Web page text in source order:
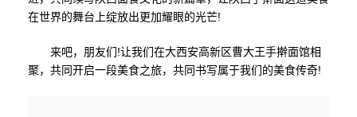
在世界的舞台上绽放出更加耀眼的光芒!
来吧，朋友们!让我们在大西安高新区曹大王手擀面馆相
聚，共同开启一段美食之旅，共同书写属于我们的美食传奇!